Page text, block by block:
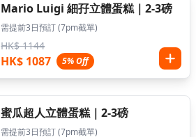
Mario Luigi 細孖立體蛋糕｜2-3磅
需提前3日預訂 (7pm截單)
HK$ 1144
HK$ 1087 5% Off
蜜瓜超人立體蛋糕｜2-3磅
需提前3日預訂 (7pm截單)